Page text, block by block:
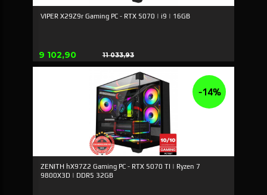
VIPER X29Z9r Gaming PC - RTX 5070 | i9 | 16GB
Tilbud
9 102,90 11 033,93
Rabat
ZENITH hX97Z2 Gaming PC - RTX 5070 TI | Ryzen 7
9800X3D | DDR5 32GB
-14%